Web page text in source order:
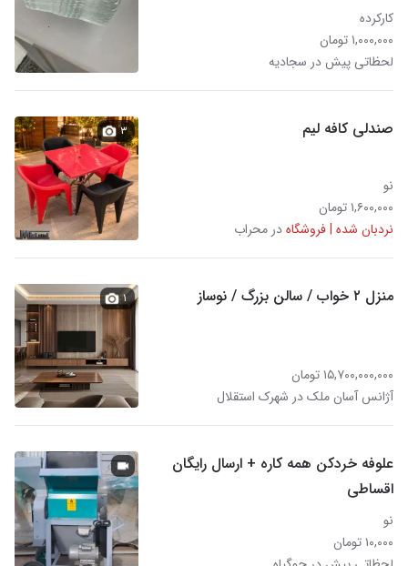
کارکرده
۱,۰۰۰,۰۰۰ تومان
لحظاتی پیش در سجادیه
صندلی کافه لیم
نو
۱,۶۰۰,۰۰۰ تومان
نردبان شده | فروشگاهدر محراب
۳
منزل ۲ خواب / سالن بزرگ / نوساز
۱۵,۷۰۰,۰۰۰,۰۰۰ تومان
آژانس آسان ملک در شهرک استقلال
۱
علوفه خردکن همه کاره + ارسال رایگان
اقساطی
نو
۱۰,۰۰۰ تومان